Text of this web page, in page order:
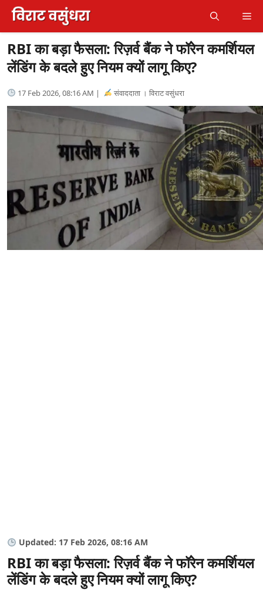
Skip
content
RBI का बड़ा फैसला: रिज़र्व बैंक ने फॉरेन कमर्शियल
लेंडिंग के बदले हुए नियम क्यों लागू किए?
17 Feb 2026, 08:16 AM | संवाददाता । विराट वसुंधरा
Updated: 17 Feb 2026, 08:16 AM
RBI का बड़ा फैसला: रिज़र्व बैंक ने फॉरेन कमर्शियल
लेंडिंग के बदले हुए नियम क्यों लागू किए?